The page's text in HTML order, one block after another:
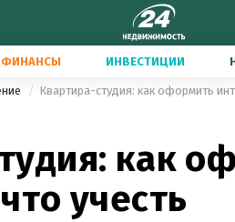
ФИНАНСЫ ИНВЕСТИЦИИ
Квартира-студия: как оформить
как
учесть